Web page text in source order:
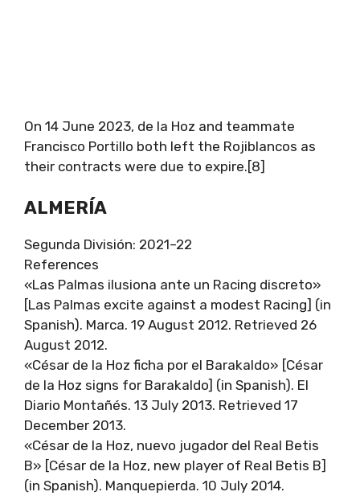
On 14 June 2023, de la Hoz and teammate
Francisco Portillo both left the Rojiblancos as
their contracts were due to expire.[8]
ALMERÍA
Segunda División: 2021–22
References
«Las Palmas ilusiona ante un Racing discreto»
[Las Palmas excite against a modest Racing] (in
Spanish). Marca. 19 August 2012. Retrieved 26
August 2012.
«César de la Hoz ficha por el Barakaldo» [César
de la Hoz signs for Barakaldo] (in Spanish). El
Diario Montañés. 13 July 2013. Retrieved 17
December 2013.
«César de la Hoz, nuevo jugador del Real Betis
B» [César de la Hoz, new player of Real Betis B]
(in Spanish). Manquepierda. 10 July 2014.